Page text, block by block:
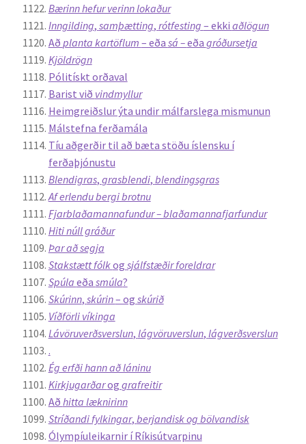
Bærinn hefur verinn lokaður
Inngilding, samþætting, rótfesting – ekki aðlögun
Að planta kartöflum – eða sá –eða gróðursetja
Kjöldrögn
Pólitískt orðaval
Barist við vindmyllur
Heimgreiðslur ýta undir málfarslega mismunun
Málstefna ferðamála
Tíu aðgerðir til að bæta stöðu íslensku í
ferðaþjónustu
Blendigras, grasblendi, blendingsgras
Af erlendu bergi brotnu
Fjarblaðamannafundur – blaðamannafjarfundur
Hiti núll gráður
Þar að segja
Stakstætt fólkog sjálfstæðir foreldrar
Spúla eða smúla?
Skúrinn, skúrin– og skúrið
Víðförli víkinga
Lávöruverðsverslun, lágvöruverslun, lágverðsverslun
.
Ég erfði hann að láninu
Kirkjugarðarog grafreitir
Að hitta læknirinn
Stríðandi fylkingar, berjandisk og bölvandisk
Ólympíuleikarnir í Ríkisútvarpinu